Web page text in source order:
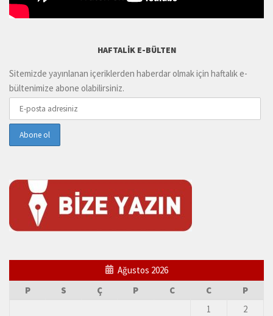
HAFTALIK E-BÜLTEN
Sitemizde yayınlanan içeriklerden haberdar olmak için haftalık e-
bültenimize abone olabilirsiniz.
Ağustos 2026
P
S Ç P C C
P
1
2